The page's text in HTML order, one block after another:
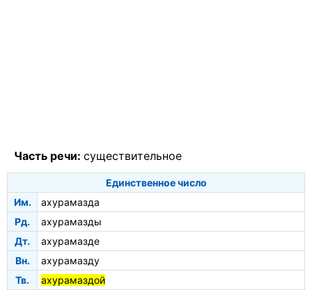
Часть речи: существительное
Единственное число
Им.
ахурамазда
Рд.
ахурамазды
Дт.
ахурамазде
Вн.
ахурамазду
Тв.
ахурамаздой